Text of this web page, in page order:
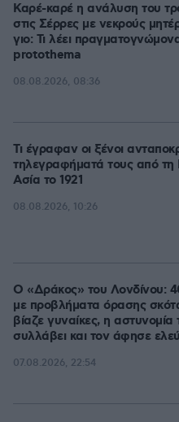
Καρέ-καρέ η ανάλυση του
στις Σέρρες με νεκρούς
γιο: Τι λέει
protothema
08.08.2026, 08:36
Τι έγραφαν οι ξένοι
τηλεγραφήματά τους από τη
Ασία το 1921
08.08.2026, 10:26
Ο «Δράκος» του Λονδίνου:
με προβλήματα όρασης
βίαζε γυναίκες, η αστυνομία
συλλάβει και τον άφησε
07.08.2026, 22:54